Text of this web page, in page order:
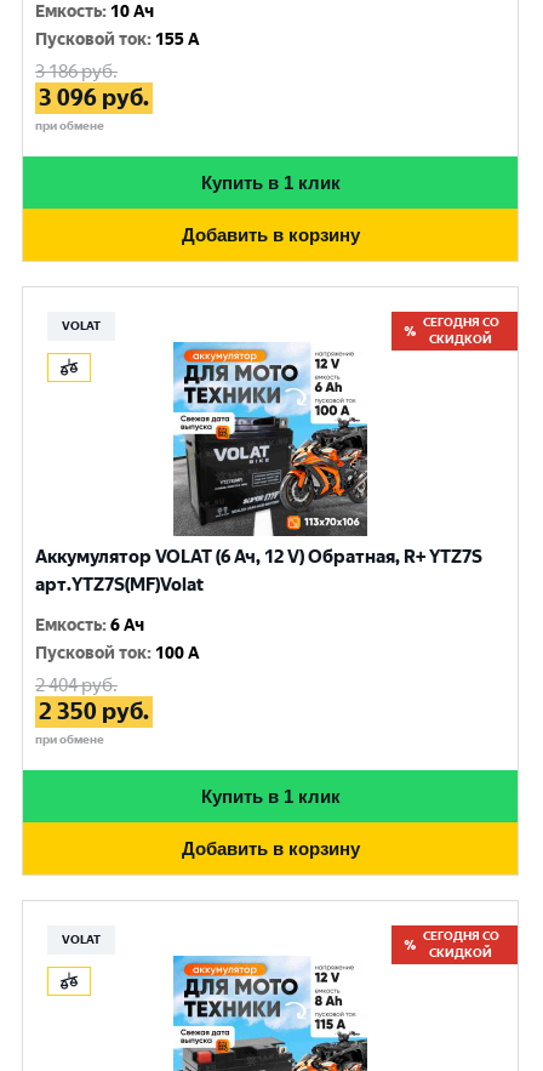
Емкость: 10 Ач
Пусковой ток: 155 A
3 186руб.
3 096 руб.
при обмене
Купить в 1 клик
Добавить в корзину
VOLAT
СЕГОДНЯ СО
СКИДКОЙ
Аккумулятор VOLAT (6 Ач, 12 V) Обратная, R+ YTZ7S
арт.YTZ7S(MF)Volat
Емкость:6 Ач
Пусковой ток: 100 A
2 404руб.
2 350 руб.
при обмене
Купить в 1 клик
Добавить в корзину
VOLAT
СЕГОДНЯ СО
СКИДКОЙ